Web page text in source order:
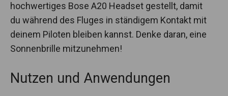
hochwertiges Bose A20 Headset gestellt, damit
du während des Fluges in ständigem Kontakt mit
deinem Piloten bleiben kannst. Denke daran, eine
Sonnenbrille mitzunehmen!
Nutzen und Anwendungen